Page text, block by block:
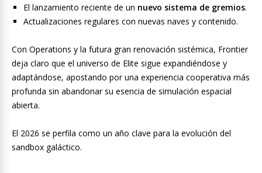
El lanzamiento reciente de un nuevo sistema de gremios.
Actualizaciones regulares con nuevas naves y contenido.
Con Operations y la futura gran renovación sistémica, Frontier
deja claro que el universo de Elite sigue expandiéndose y
adaptándose, apostando por una experiencia cooperativa más
profunda sin abandonar su esencia de simulación espacial
abierta.
El 2026 se perfila como un año clave para la evolución del
sandbox galáctico.